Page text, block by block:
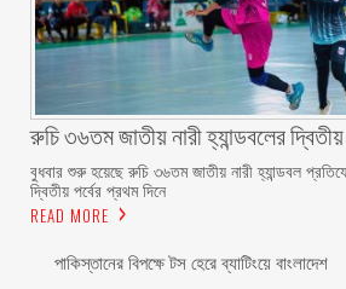
রুচি ৩৬তম জাতীয় নারী হ্যান্ডবলের
বুধবার শুরু হয়েছে রুচি ৩৬তম জাতীয় নারী হ্যান্ডবল
দ্বিতীয় পর্বের প্রথম দিনে
READ MORE
পাকিস্তানের বিপক্ষে টস হেরে ব্যাটিংয়ে বাংলাদেশ